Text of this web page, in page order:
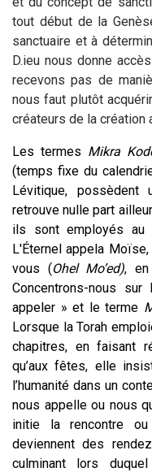
tout début de la
sanctuaire et à
D.ieu nous donne
recevons pas de
nous faut plutôt
créateurs de la création
Les termes Mikra
(temps fixe du
Lévitique,
retrouve nulle part
ils sont employés
L'Éternel appela
vous (Ohel Mo’ed), en
Concentrons-nous sur
appeler » et le terme
Lorsque la Torah
chapitres, en faisant
qu’aux fêtes, elle
l’humanité dans un
nous appelle ou nous
initie la rencontre
deviennent des
culminant lors